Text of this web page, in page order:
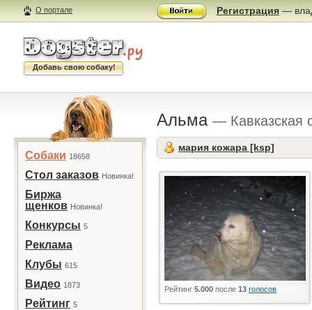
О портале Регистрация —
Добавь свою собаку!
Собаки 18658
Стол заказов Новинка!
Биржа
щенков Новинка!
Конкурсы 5
Реклама
Клубы 615
Видео 1873
Рейтинг 5
Альма — Кавказская
мария кожара [ksp]
Рейтинг 5.000 после 13 голосов